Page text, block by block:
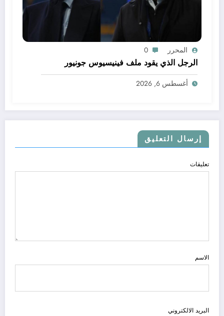
المحرر 0
الرجل الذي يقود ملف فينيسيوس جونيور
أغسطس 6, 2026
إرسال التعليق
تعليقات
الاسم
البريد الالكتروني